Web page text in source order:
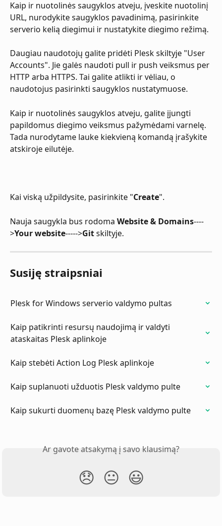
Kaip ir nuotolinės saugyklos atveju, įveskite nuotolinį
URL, nurodykite saugyklos pavadinimą, pasirinkite
serverio kelią diegimui ir nustatykite diegimo režimą.
Daugiau naudotojų galite pridėti Plesk skiltyje "User
Accounts". Jie galės naudoti pull ir push veiksmus per
HTTP arba HTTPS. Tai galite atlikti ir vėliau, o
naudotojus pasirinkti saugyklos nustatymuose.
Kaip ir nuotolinės saugyklos atveju, galite įjungti
papildomus diegimo veiksmus pažymėdami varnelę.
Tada nurodytame lauke kiekvieną komandą įrašykite
atskiroje eilutėje.
Kai viską užpildysite, pasirinkite "Create".
Nauja saugykla bus rodoma Website & Domains----
>Your website----->Git skiltyje.
Susiję straipsniai
Plesk for Windows serverio valdymo pultas
Kaip patikrinti resursų naudojimą ir valdyti
ataskaitas Plesk aplinkoje
Kaip stebėti Action Log Plesk aplinkoje
Kaip suplanuoti užduotis Plesk valdymo pulte
Kaip sukurti duomenų bazę Plesk valdymo pulte
Ar gavote atsakymą į savo klausimą?
😞 😐 😃